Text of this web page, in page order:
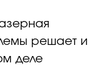
решает и
деле